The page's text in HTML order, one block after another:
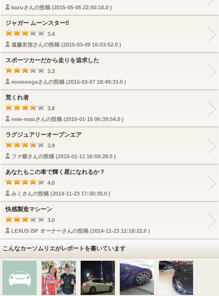
kazuさんの投稿 (2015-05-05 22:50:16.0 )
ジャガー ムーンスター‼︎
3.4
遠藤友信さんの投稿 (2015-03-09 16:03:52.0 )
スポーツカーだから走りを追求した
3.3
momongaさんの投稿 (2015-03-07 18:49:33.0 )
荒くれ者
3.8
new-mauさんの投稿 (2015-01-15 06:39:54.0 )
ラグジュアリーオープンエア
3.9
ファ爺さんの投稿 (2015-01-11 16:59:28.0 )
あなたもこの車で輝く星になれるか？
4.0
みくさんの投稿 (2014-11-23 17:30:30.0 )
快感製造マシーン
3.0
LEXUS ISF オーナーさんの投稿 (2014-11-23 12:18:22.0 )
こんなカーソムリエがレポートを書いています